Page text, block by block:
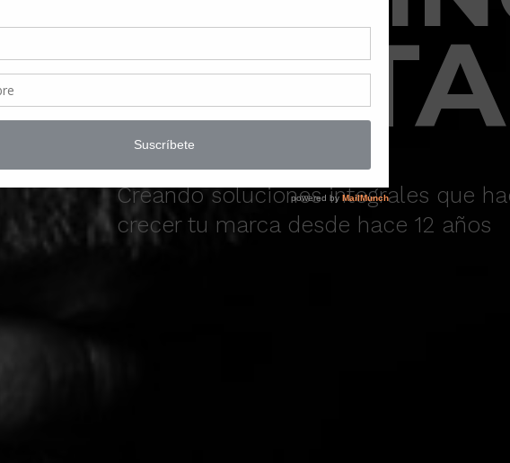
Creando soluciones integrales que
crecer tu marca desde hace 12 años